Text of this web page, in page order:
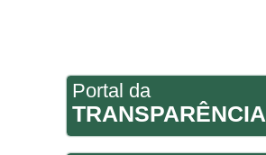
Portal da
TRANSPARÊNCIA